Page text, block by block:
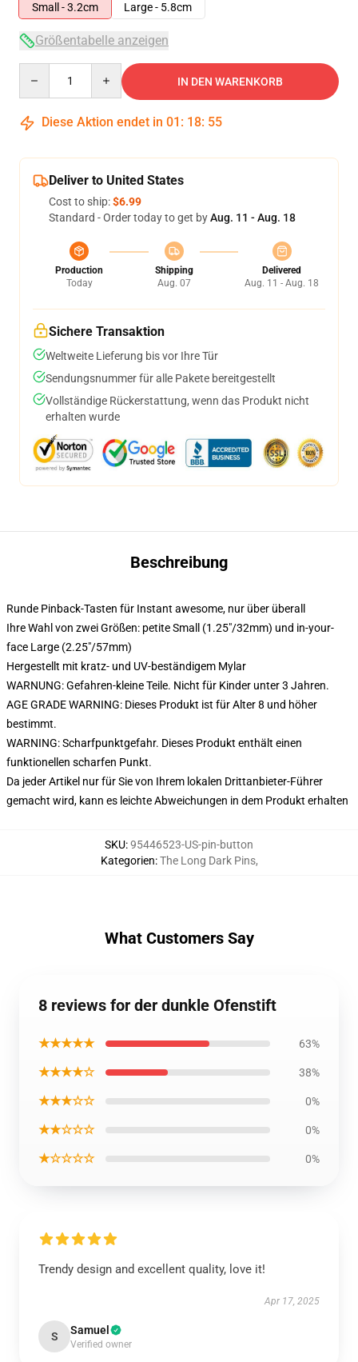
Small - 3.2cm
Large - 5.8cm
Größentabelle anzeigen
IN DEN WARENKORB
Diese Aktion endet in 01 : 18: 54
Deliver to United States
Cost to ship:$6.99
Standard - Order today to get byAug. 11 - Aug. 18
Production
Today
Shipping
Aug. 07
Delivered
Aug. 11 - Aug. 18
Sichere Transaktion
Weltweite Lieferung bis vor Ihre Tür
Sendungsnummer für alle Pakete bereitgestellt
Vollständige Rückerstattung, wenn das Produkt nicht
erhalten wurde
Beschreibung
Runde Pinback-Tasten für Instant awesome, nur über überall
Ihre Wahl von zwei Größen: petite Small (1.25"/32mm) und in-your-
face Large (2.25"/57mm)
Hergestellt mit kratz- und UV-beständigem Mylar
WARNUNG: Gefahren-kleine Teile. Nicht für Kinder unter 3 Jahren.
AGE GRADE WARNING: Dieses Produkt ist für Alter 8 und höher
bestimmt.
WARNING: Scharfpunktgefahr. Dieses Produkt enthält einen
funktionellen scharfen Punkt.
Da jeder Artikel nur für Sie von Ihrem lokalen Drittanbieter-Führer
gemacht wird, kann es leichte Abweichungen in dem Produkt erhalten
SKU:95446523-US-pin-button
Kategorien:The Long Dark Pins,
What Customers Say
8 reviews for der dunkle Ofenstift
★★★★★ 63%
★★★★☆ 38%
★★★☆☆ 0%
★★☆☆☆ 0%
★☆☆☆☆ 0%
Trendy design and excellent quality, love it!
Apr 17, 2025
S Samuel
Verified owner